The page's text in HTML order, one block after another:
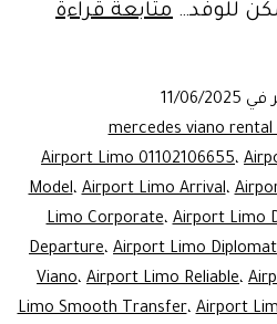
للوفد… متابعة قراءة
Viano
7
في 11/06/2025
mercedes viano rental
Airport Limo 01102106655،
Model،Airport Limo Arrival،
Limo Corporate،Airport Limo
Departure، Airport Limo
Viano، Airport Limo Reliable،
Limo Smooth Transfer،Airport